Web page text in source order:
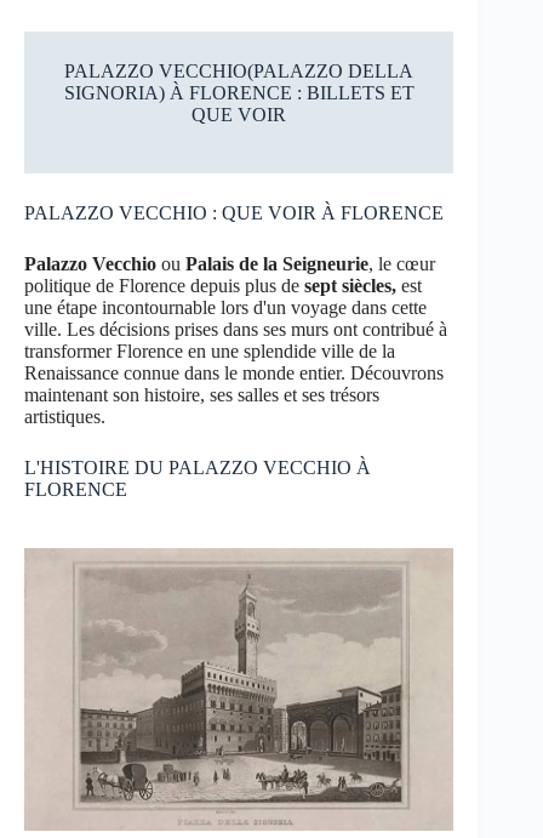
PALAZZO VECCHIO(PALAZZO DELLA
SIGNORIA) À FLORENCE : BILLETS ET
QUE VOIR
PALAZZO VECCHIO : QUE VOIR À FLORENCE
Palazzo Vecchio ou Palais de la Seigneurie, le cœur
politique de Florence depuis plus de sept siècles, est
une étape incontournable lors d'un voyage dans cette
ville. Les décisions prises dans ses murs ont contribué à
transformer Florence en une splendide ville de la
Renaissance connue dans le monde entier. Découvrons
maintenant son histoire, ses salles et ses trésors
artistiques.
L'HISTOIRE DU PALAZZO VECCHIO À
FLORENCE